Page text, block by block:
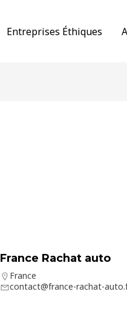
Entreprises Éthiques
France Rachat auto
France
contact@france-rachat-